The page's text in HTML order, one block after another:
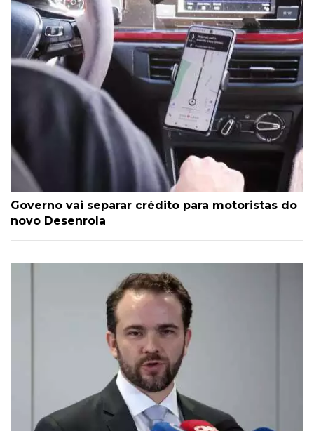
Governo vai separar crédito para motoristas do
novo Desenrola